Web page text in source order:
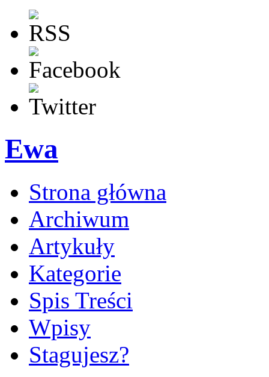
Ewa
Strona główna
Archiwum
Artykuły
Kategorie
Spis Treści
Wpisy
Stagujesz?